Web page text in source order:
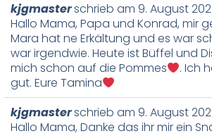
kjgmasterschrieb am 9. August
Hallo Mama, Papa und Konrad, mir
Mara hat ne Erkältung und es war
war irgendwie. Heute ist Büffel und
mich schon auf die Pommes
. Ich
gut. Eure Tamina
kjgmasterschrieb am 9. August
Hallo Mama, Danke das ihr mir ein